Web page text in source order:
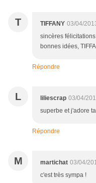
T TIFFANY 03/04/
sincères
bonnes idées,
Répondre
L liliescrap 03/04/
superbe et j'adore
Répondre
M martichat 03/04/
c'est très sympa !